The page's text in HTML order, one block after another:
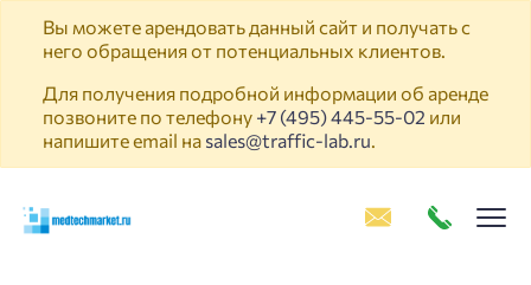
Вы можете арендовать данный сайт и получать с
него обращения от потенциальных клиентов.
Для получения подробной информации об аренде
позвоните по телефону +7 (495) 445-55-02 или
напишите email на sales@traffic-lab.ru.